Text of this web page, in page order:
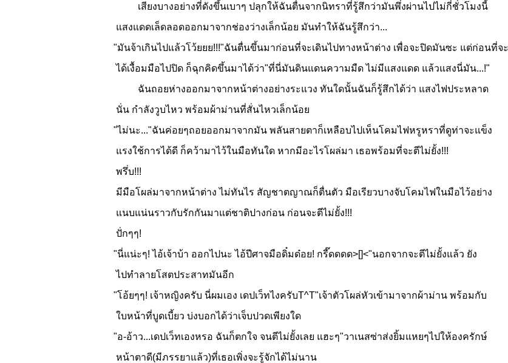
เสียงบางอย่างที่ดังขึ้นเบาๆ ปลุกให้ฉันตื่นจากนิทราที่รู้สึกว่ามันพึ่งผ่านไปไม่กี่ชั่วโมงนี้
แสงแดดเล็ดลอดออกมาจากช่องว่างเล็กน้อย มันทำให้ฉันรู้สึกว่า...
"มันจ้าเกินไปแล้วโว้ยยย!!!"ฉันตื่นขึ้นมาก่อนที่จะเดินไปทางหน้าต่าง เพื่อจะปิดมันซะ แต่ก่อนที่จะ
ได้เงื้อมมือไปปิด ก็ฉุกคิดขึ้นมาได้ว่า"ที่นี่มันดินแดนความมืด ไม่มีแสงแดด แล้วแสงนี่มัน...!"
ฉันถอยห่างออกมาจากหน้าต่างอย่างระแวง ทันใดนั้นฉันก็รู้สึกได้ว่า แสงไฟประหลาด
นั่น กำลังวูบไหว พร้อมผ้าม่านที่สั่นไหวเล็กน้อย
"ไม่นะ..."ฉันค่อยๆถอยออกมาจากมัน พลันสายตาก็เหลือบไปเห็นโคมไฟหรูหราที่ดูท่าจะแข็ง
แรงใช้การได้ดี ก็คว้ามาไว้ในมือทันใด หากมีอะไรโผล่มา เธอพร้อมที่จะตีไม่ยั้ง!!!
พรึ่บ!!!
มีมือโผล่มาจากหน้าต่าง ไม่ทันไร สัญชาตญาณก็ตื่นตัว มือเรียวบางจับโคมไฟในมือไว้อย่าง
แนบแน่นราวกับรักกันมาแต่ชาติปางก่อน ก่อนจะตีไม่ยั้ง!!!
ปั่กๆๆ!
"นี่แน่ะๆ! ไอ้เจ้าบ้า ออกไปนะ ไอ้ปีศาจมือดิ๋มด๋อย! กรี๊ดดดด>[]<"นอกจากจะตีไม่ยั้งแล้ว ยัง
ไปทำลายโสตประสาทมันอีก
"โอ้ยๆๆ! เจ้าหญิงครับ นี่ผมเอง เดปเว็ทไงครับT^T"เจ้าตัวโผล่หัวเข้ามาจากผ้าม่าน พร้อมกับ
ใบหน้าที่บูดเบี้ยว บ่งบอกได้ว่าเจ็บปวดเพียงใด
"อ-อ้าว...เดปเว็ทเองหรอ ฉันก็ตกใจ จนตีไม่ยั้งเลย แฮะๆ"วาเนสซ่าส่งยิ้มแหยๆไปให้องครักษ์
หน้าตาดี(มีภรรยาแล้ว)ที่เธอเพิ่งจะรู้จักได้ไม่นาน